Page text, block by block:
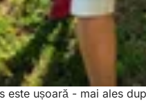
este ușoară - mai ales